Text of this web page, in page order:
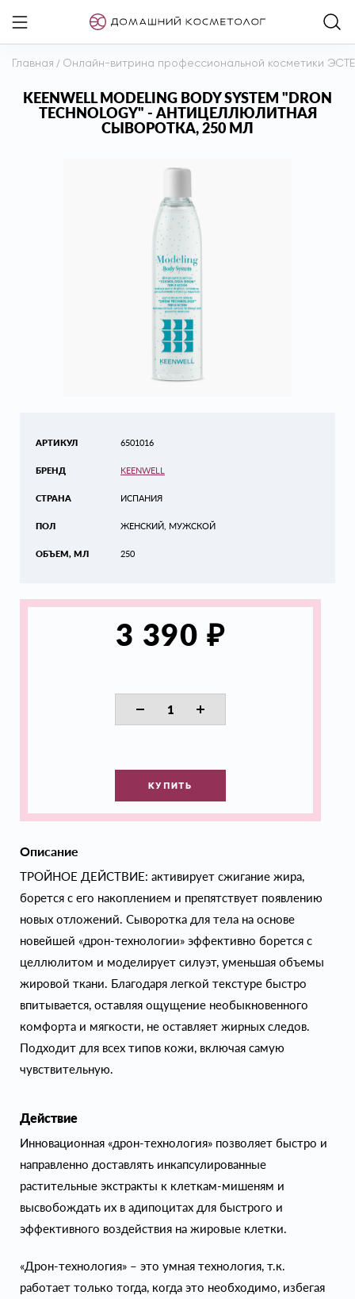
Главная / Онлайн-витрина профессиональной косметики
KEENWELL MODELING BODY SYSTEM "DRON
TECHNOLOGY" - АНТИЦЕЛЛЮЛИТНАЯ
СЫВОРОТКА, 250 МЛ
АРТИКУЛ
БРЕНД
СТРАНА
ПОЛ
ОБЪЕМ, МЛ
6501016
KEENWELL
ИСПАНИЯ
ЖЕНСКИЙ, МУЖСКОЙ
250
3 390 ₽
КУПИТЬ
Описание
ТРОЙНОЕ ДЕЙСТВИЕ: активирует сжигание жира,
борется с его накоплением и препятствует появлению
новых отложений. Сыворотка для тела на основе
новейшей «дрон-технологии» эффективно борется с
целлюлитом и моделирует силуэт, уменьшая объемы
жировой ткани. Благодаря легкой текстуре быстро
впитывается, оставляя ощущение необыкновенного
комфорта и мягкости, не оставляет жирных следов.
Подходит для всех типов кожи, включая самую
чувствительную.
Действие
Инновационная «дрон-технология» позволяет быстро и
направленно доставлять инкапсулированные
растительные экстракты к клеткам-мишеням и
высвобождать их в адипоцитах для быстрого и
эффективного воздействия на жировые клетки.
«Дрон-технология» – это умная технология, т.к.
работает только тогда, когда это необходимо, избегая